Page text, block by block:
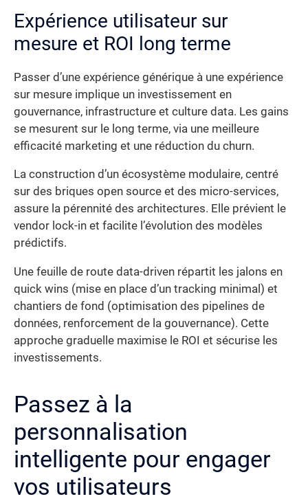
Expérience utilisateur sur
mesure et ROI long terme
Passer d’une expérience générique à une expérience
sur mesure implique un investissement en
gouvernance, infrastructure et culture data. Les gains
se mesurent sur le long terme, via une meilleure
efficacité marketing et une réduction du churn.
La construction d’un écosystème modulaire, centré
sur des briques open source et des micro-services,
assure la pérennité des architectures. Elle prévient le
vendor lock-in et facilite l’évolution des modèles
prédictifs.
Une feuille de route data-driven répartit les jalons en
quick wins (mise en place d’un tracking minimal) et
chantiers de fond (optimisation des pipelines de
données, renforcement de la gouvernance). Cette
approche graduelle maximise le ROI et sécurise les
investissements.
Passez à la
personnalisation
intelligente pour engager
vos utilisateurs